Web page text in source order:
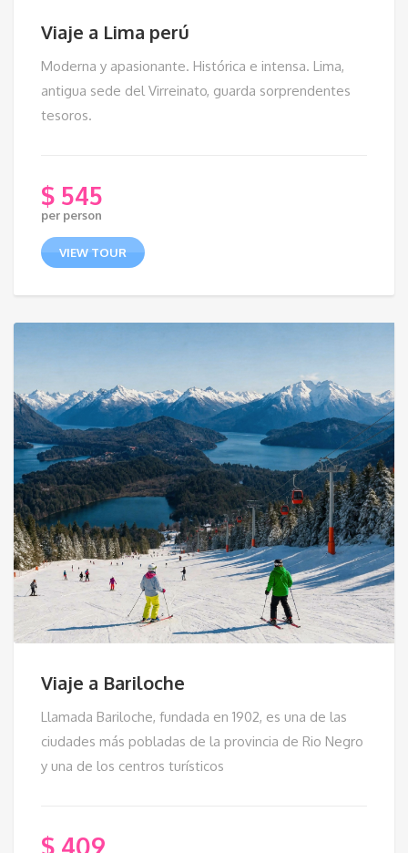
Viaje a Lima perú
Moderna y apasionante. Histórica e intensa. Lima,
antigua sede del Virreinato, guarda sorprendentes
tesoros.
$ 545
per person
VIEW TOUR
Viaje a Bariloche
Llamada Bariloche, fundada en 1902, es una de las
ciudades más pobladas de la provincia de Rio Negro
y una de los centros turísticos
$ 409